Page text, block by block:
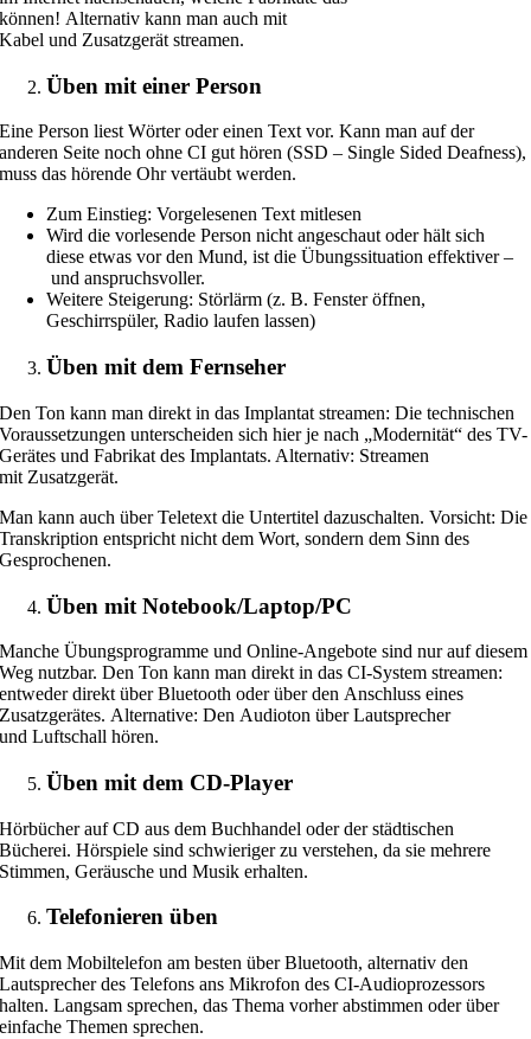
können! Alternativ kann man auch mit
Kabel und Zusatzgerät streamen.
Üben mit einer Person
Eine Person liest Wörter oder einen Text vor. Kann man auf der
anderen Seite noch ohne CI gut hören (SSD – Single Sided Deafness),
muss das hörende Ohr vertäubt werden.
Zum Einstieg: Vorgelesenen Text mitlesen
Wird die vorlesende Person nicht angeschaut oder hält sich
diese etwas vor den Mund, ist die Übungssituation effektiver –
und anspruchsvoller.
Weitere Steigerung: Störlärm (z. B. Fenster öffnen,
Geschirrspüler, Radio laufen lassen)
Üben mit dem Fernseher
Den Ton kann man direkt in das Implantat streamen: Die technischen
Voraussetzungen unterscheiden sich hier je nach „Modernität“ des TV-
Gerätes und Fabrikat des Implantats. Alternativ: Streamen
mit Zusatzgerät.
Man kann auch über Teletext die Untertitel dazuschalten. Vorsicht: Die
Transkription entspricht nicht dem Wort, sondern dem Sinn des
Gesprochenen.
Üben mit Notebook/Laptop/PC
Manche Übungsprogramme und Online-Angebote sind nur auf diesem
Weg nutzbar. Den Ton kann man direkt in das CI-System streamen:
entweder direkt über Bluetooth oder über den Anschluss eines
Zusatzgerätes. Alternative: Den Audioton über Lautsprecher
und Luftschall hören.
Üben mit dem CD-Player
Hörbücher auf CD aus dem Buchhandel oder der städtischen
Bücherei.Hörspiele sind schwieriger zu verstehen, da sie mehrere
Stimmen, Geräusche und Musik erhalten.
Telefonieren üben
Mit dem Mobiltelefon am besten über Bluetooth, alternativ den
Lautsprecher des Telefons ans Mikrofon des CI-Audioprozessors
halten. Langsam sprechen, das Thema vorher abstimmen oder über
einfache Themen sprechen.